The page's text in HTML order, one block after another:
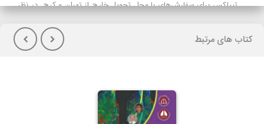
تیپاکس برای سفارش‌های با محل تحویل خارج از تهران و کرج در نظر
هنگام تحویل کالا(پس کرایه) دارند توصیه می شود.
گیلان)نسبت به سایر روشهای ارسال سریعتر می باشد. در صورت انتخاب
ارسال با پست تیپاکس، هزینه حمل به عهده مشتری خواهد بود.
کتاب های مرتبط